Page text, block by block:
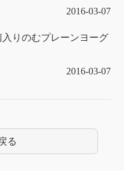
2016-03-07
りのむプレーンヨーグ
2016-03-07
る